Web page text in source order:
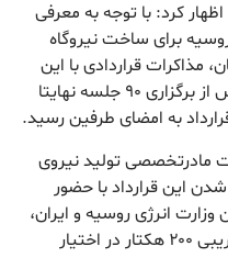
اظهار کرد: با توجه به معرفی
برای ساخت نیروگاه
مذاکرات قراردادی با این
شرکت از ابتدای سال آغاز شد که پس از برگزاری ۹۰ جلسه نهایتا
به امضای طرفین رسید.
مادرتخصصی تولید نیروی
این قرارداد با حضور
وزارت انرژی روسیه و ایران،
زمین ساختگاه پروژه به مساحت تقریبی ۲۰۰ هکتار در اختیار